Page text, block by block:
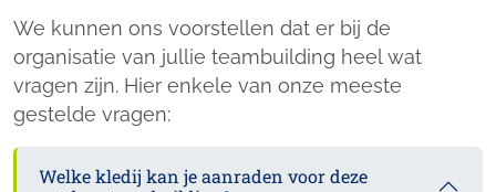
We kunnen ons voorstellen dat er bij de
organisatie van jullie teambuilding heel wat
vragen zijn. Hier enkele van onze meeste
gestelde vragen:
Welke kledij kan je aanraden voor deze